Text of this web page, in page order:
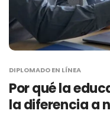
DIPLOMADO EN LÍNEA
Por qué la
la diferencia a